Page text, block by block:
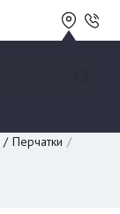
Перчатки